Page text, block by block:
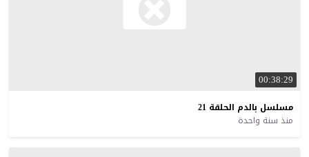
00:38:29
مسلسل بالدم الحلقة 21
منذ سنة واحدة